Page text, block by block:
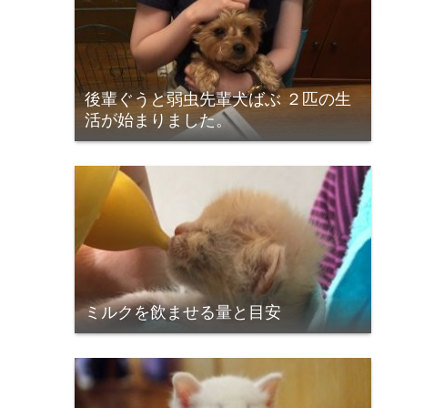
後輩ぐうと弱虫先輩犬ばぶ ２匹の生
活が始まりました。
ミルクを飲ませる量と目安